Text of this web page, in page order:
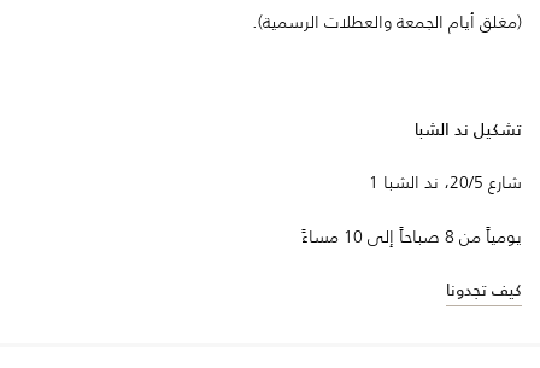
(مغلق أيام الجمعة والعطلات الرسمية).
تشكيل ند الشبا
شارع 20/5، ند الشبا 1
يومياً من 8 صباحاً إلى 10 مساءً
كيف تجدونا